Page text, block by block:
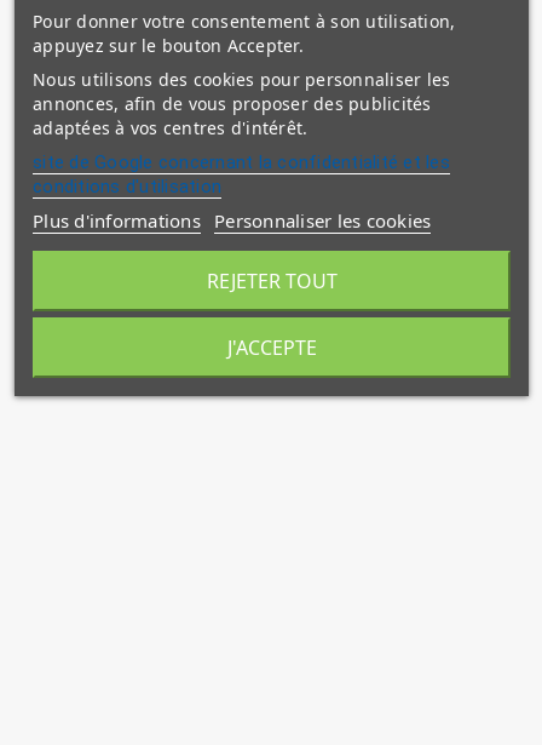
Le Saint Coran arabe / francais du professeur
Mohammed Hamidoullah.
Safwat At Tafasir d Mohammed Ali Sabouni.
Pour donner votre consentement à son utilisation,
appuyez sur le bouton Accepter.
Nous utilisons des cookies pour personnaliser les
annonces, afin de vous proposer des publicités
adaptées à vos centres d'intérêt.
site de Google concernant la confidentialité et les
conditions d'utilisation
Plus d'informations Personnaliser les cookies
REJETER TOUT
J'ACCEPTE